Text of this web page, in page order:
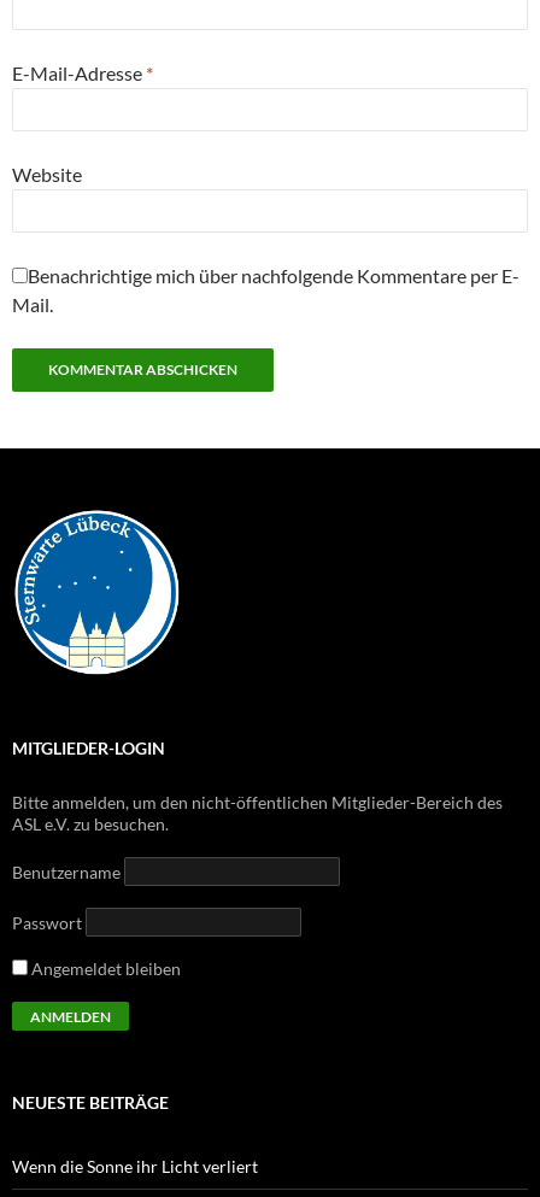
E-Mail-Adresse *
Website
Benachrichtige mich über nachfolgende Kommentare per E-
Mail.
MITGLIEDER-LOGIN
Bitte anmelden, um den nicht-öffentlichen Mitglieder-Bereich des
ASL e.V. zu besuchen.
Benutzername
Passwort
Angemeldet bleiben
NEUESTE BEITRÄGE
Wenn die Sonne ihr Licht verliert